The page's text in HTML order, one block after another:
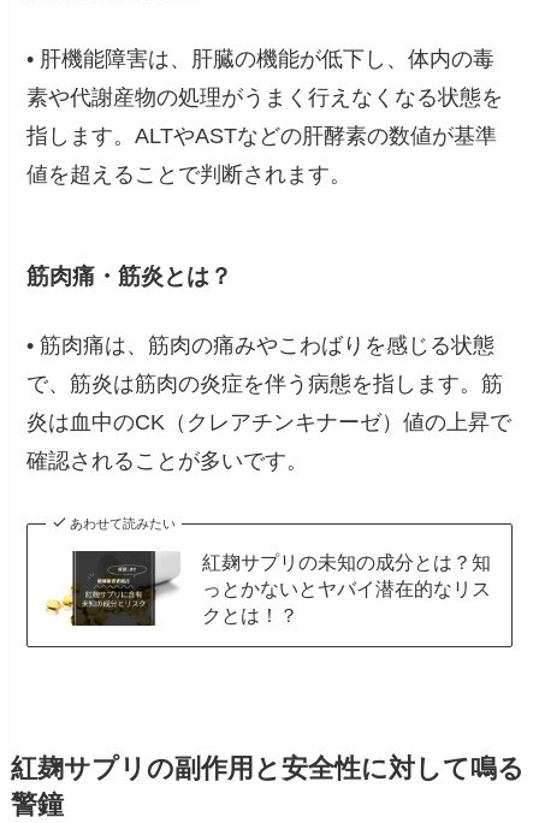
• 肝機能障害は、肝臓の機能が低下し、体内の毒
素や代謝産物の処理がうまく行えなくなる状態を
指します。ALTやASTなどの肝酵素の数値が基準
値を超えることで判断されます。
筋肉痛・筋炎とは？
• 筋肉痛は、筋肉の痛みやこわばりを感じる状態
で、筋炎は筋肉の炎症を伴う病態を指します。筋
炎は血中のCK（クレアチンキナーゼ）値の上昇で
確認されることが多いです。
あわせて読みたい
紅麹サプリの未知の成分とは？知
っとかないとヤバイ潜在的なリス
クとは！？
紅麹サプリの副作用と安全性に対して鳴る
警鐘